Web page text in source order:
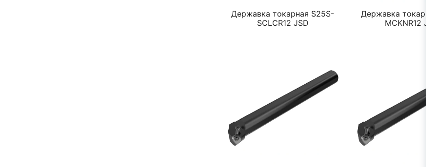
Державка токарная S25S-
SCLCR12 JSD
Державка токарная
MCKNR12 JSD